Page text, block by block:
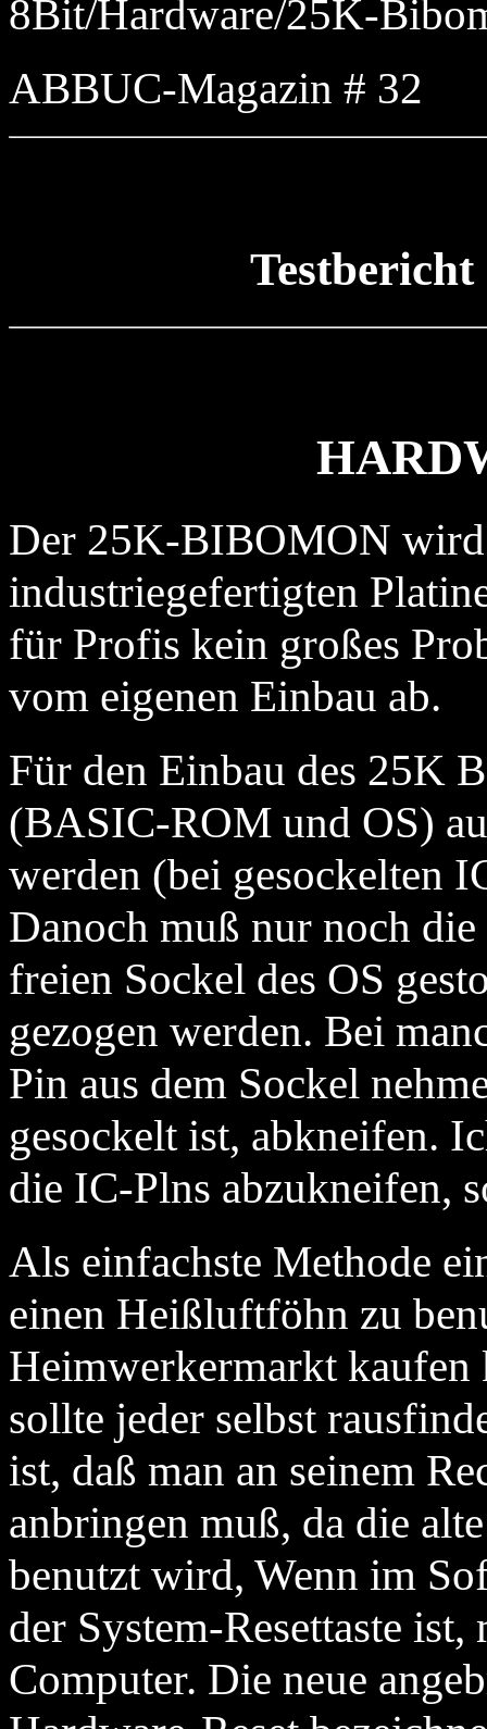
8Bit/Hardware/25K-
ABBUC-Magazin # 32
Der 25K-BIBOMON
industriegefertigten
für Profis kein großes
vom eigenen Einbau ab.
Für den Einbau des 25K
(BASIC-ROM und OS)
werden (bei gesockelten
Danoch muß nur noch
freien Sockel des OS
gezogen werden. Bei
Pin aus dem Sockel
gesockelt ist, abkneifen.
die IC-Plns abzukneifen,
Als einfachste Methode
einen Heißluftföhn zu
Heimwerkermarkt kaufen
sollte jeder selbst
ist, daß man an seinem
anbringen muß, da die
benutzt wird, Wenn im
der System-Resettaste
Computer. Die neue